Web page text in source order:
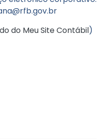
do Meu Site Contábil)